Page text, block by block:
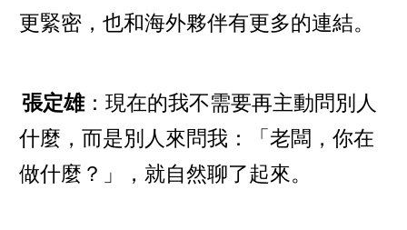
更緊密，也和海外夥伴有更多的連結。
張定雄：現在的我不需要再主動問別人
什麼，而是別人來問我：「老闆，你在
做什麼？」，就自然聊了起來。